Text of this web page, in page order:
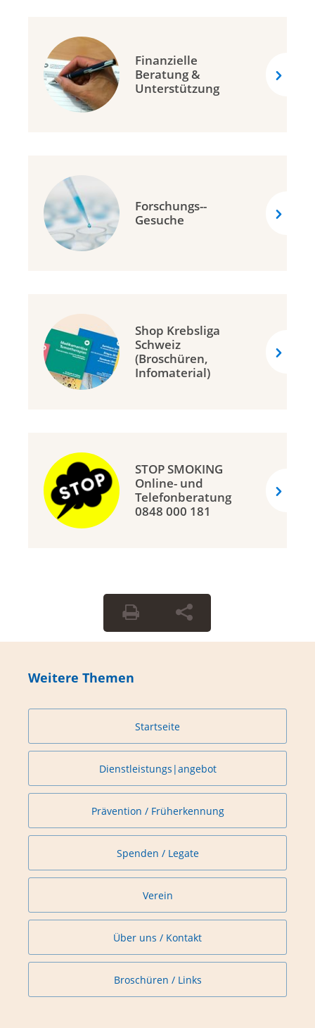
Krebsliga Zürich
Krebshilfe LiechtensteinFinanzielle
Beratung &
Unterstützung
Forschungs-­
Gesuche
Shop Krebsliga
Schweiz
(Broschüren,
Infomaterial)
STOP SMOKING
Online- und
Telefonberatung
0848 000 181
Weitere Themen
Startseite
Dienstleistungs|angebot
Prävention / Früherkennung
Spenden / Legate
Verein
Über uns / Kontakt
Broschüren / Links